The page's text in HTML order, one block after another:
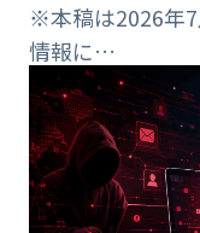
※本稿は2026年
情報に…